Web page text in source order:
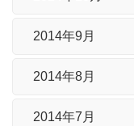
2014年9月
2014年8月
2014年7月